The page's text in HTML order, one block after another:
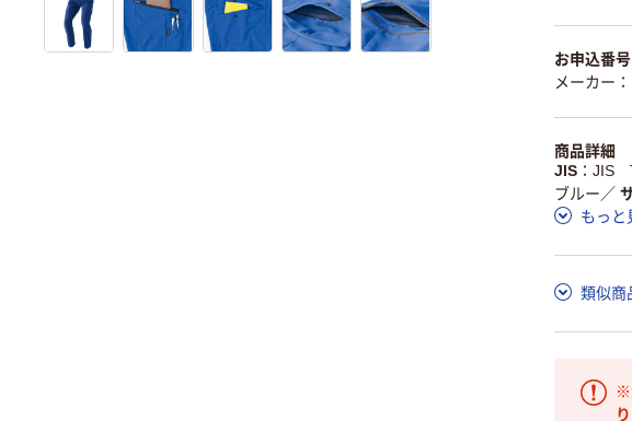
お申込番
メーカー
商品詳細
JIS
JIS
ブルー ／
もっと
類似商
※